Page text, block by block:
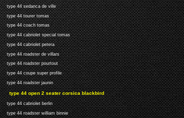
type 44 sedanca de ville
type 44 tourer tomas
type 44 coach tomas
type 44 cabriolet special tomas
type 44 cabriolet petera
type 44 roadster de villars
type 44 roadster pourtout
type 44 coupe super profile
type 44 roadster jaunin
type 44 open 2 seater corsica blackbird
type 44 cabriolet berlin
type 44 roadster william binnie